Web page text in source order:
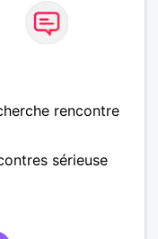
rencontre
sérieuse